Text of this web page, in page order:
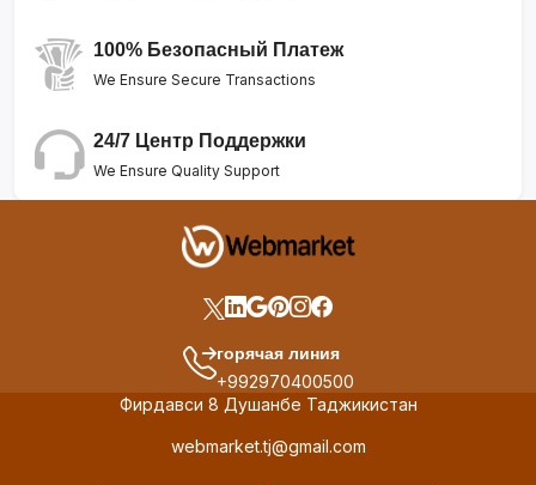
100% Безопасный Платеж
We Ensure Secure Transactions
24/7 Центр Поддержки
We Ensure Quality Support
горячая линия
+992970400500
Фирдавси 8 Душанбе Таджикистан
webmarket.tj@gmail.com